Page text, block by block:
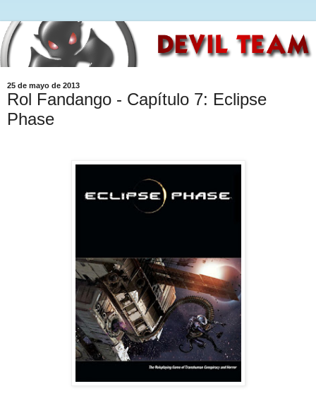
25 de mayo de 2013
Rol Fandango - Capítulo 7: Eclipse
Phase